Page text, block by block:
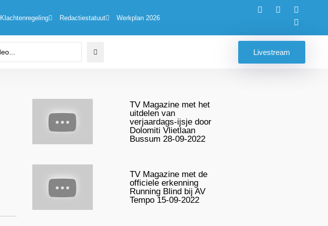
Klachtenregeling Redactiestatuut Werkplan 2026
Livestream
TV Magazine met het
uitdelen van
verjaardags-ijsje door
Dolomiti Vlietlaan
Bussum 28-09-2022
TV Magazine met de
officiele erkenning
Running Blind bij AV
Tempo 15-09-2022